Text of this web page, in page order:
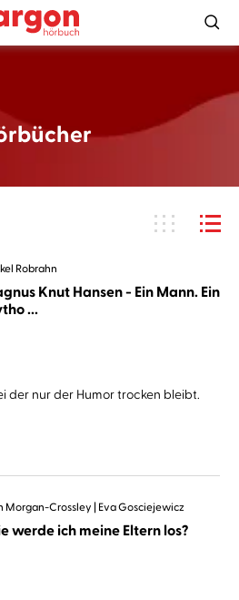
Robrahn
Knut Hansen - Ein Mann. Ein
...
der nur der Humor trocken bleibt.
Morgan-Crossley Eva Gosciejewicz
werde ich meine Eltern los?